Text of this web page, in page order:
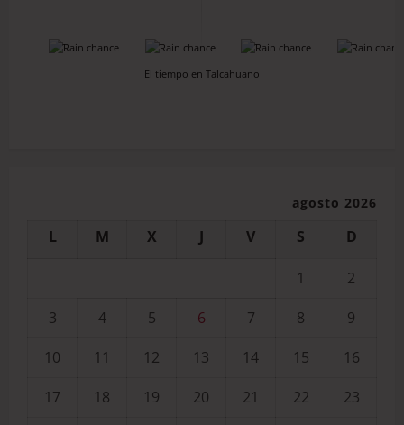
- - - -
El tiempo en Talcahuano
agosto 2026
L M X J V S D
1
2
3
4 5 6 7 8
9
10
11 12 13 14 15
16
17
18 19 20 21 22
23